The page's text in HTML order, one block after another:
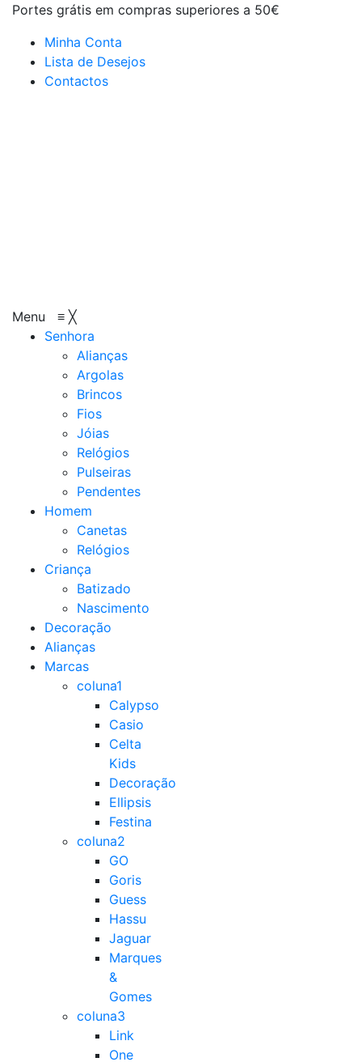
Portes grátis em compras superiores a 50€
Minha Conta
Lista de Desejos
Contactos
Menu ≡ ╳
Senhora
Alianças
Argolas
Brincos
Fios
Jóias
Relógios
Pulseiras
Pendentes
Homem
Canetas
Relógios
Criança
Batizado
Nascimento
Decoração
Alianças
Marcas
coluna1
Calypso
Casio
Celta
Kids
Decoração
Ellipsis
Festina
coluna2
GO
Goris
Guess
Hassu
Jaguar
Marques
&
Gomes
coluna3
Link
One